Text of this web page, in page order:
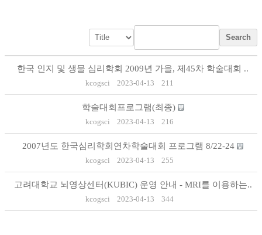
Search
한국 인지 및 생물 심리학회 2009년 가을, 제45차 학술대회 ..
kcogsci 2023-04-13 211
학술대회프로그램(최종)
kcogsci 2023-04-13 216
2007년도 한국심리학회연차학술대회 프로그램 8/22-24
kcogsci 2023-04-13 255
고려대학교 뇌영상센터(KUBIC) 운영 안내 - MRI를 이용하는..
kcogsci 2023-04-13 344